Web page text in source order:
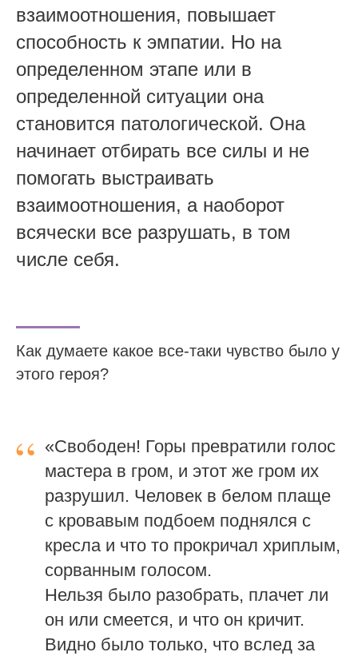
взаимоотношения, повышает
способность к эмпатии. Но на
определенном этапе или в
определенной ситуации она
становится патологической. Она
начинает отбирать все силы и не
помогать выстраивать
взаимоотношения, а наоборот
всячески все разрушать, в том
числе себя.
Как думаете какое все-таки чувство было у
этого героя?
“ «Свободен! Горы превратили голос
мастера в гром, и этот же гром их
разрушил. Человек в белом плаще
с кровавым подбоем поднялся с
кресла и что то прокричал хриплым,
сорванным голосом.
Нельзя было разобрать, плачет ли
он или смеется, и что он кричит.
Видно было только, что вслед за